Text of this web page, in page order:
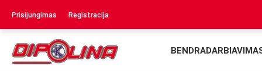
Prisijungimas Registracija